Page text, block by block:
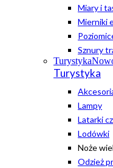
Miary i
Mierniki
Sznury
Turystyka
Turystyka
Lampy
Latarki
Lodówki
Noże
Odzież